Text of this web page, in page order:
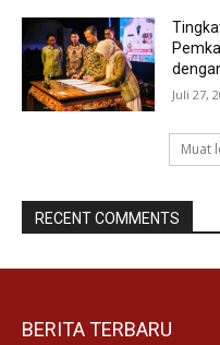
Juli 27,
Muat
RECENT COMMENTS
BERITA TERBARU